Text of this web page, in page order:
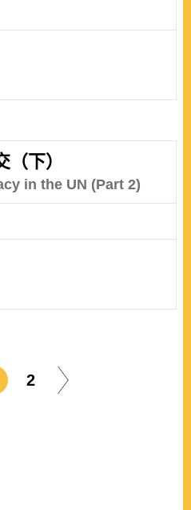
下）
in the UN (Part 2)
2